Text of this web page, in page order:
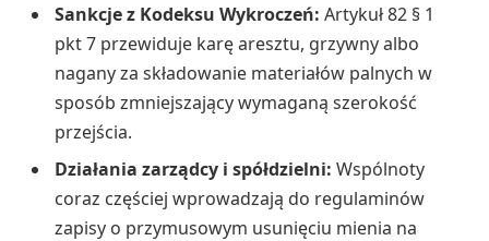
Sankcje z Kodeksu Wykroczeń: Artykuł 82 § 1
pkt 7 przewiduje karę aresztu, grzywny albo
nagany za składowanie materiałów palnych w
sposób zmniejszający wymaganą szerokość
przejścia.
Działania zarządcy i spółdzielni: Wspólnoty
coraz częściej wprowadzają do regulaminów
zapisy o przymusowym usunięciu mienia na